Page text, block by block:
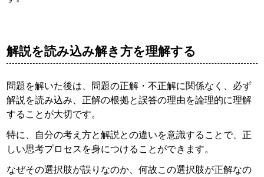
解説を読み込み解き方を理解する
問題を解いた後は、問題の正解・不正解に関係なく、必ず
解説を読み込み、正解の根拠と誤答の理由を論理的に理解
することが大切です。
特に、自分の考え方と解説との違いを意識することで、正
しい思考プロセスを身につけることができます。
なぜその選択肢が誤りなのか、何故この選択肢が正解なの